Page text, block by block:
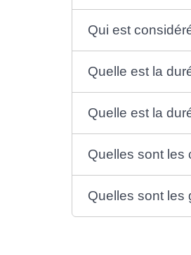
Qui est
Quelle est la
Quelle est la
Quelles sont les
Quelles sont les